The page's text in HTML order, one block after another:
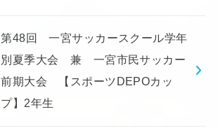
第48回 一宮サッカースクール学年
別夏季大会 兼 一宮市民サッカー
前期大会 【スポーツDEPOカッ
プ】2年生